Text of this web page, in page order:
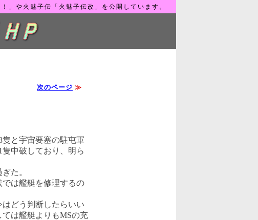
」や火魅子伝「火魅子伝改」を公開しています。
次のページ ≫
と宇宙要塞の駐屯軍
中破しており、明ら
た。
は艦艇を修理するの
どう判断したらいい
は艦艇よりもMSの充